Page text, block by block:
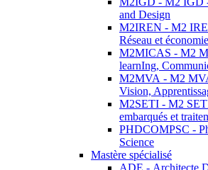
and Design
M2IREN - M2
Réseau et
M2MICAS - M2
learnIng,
M2MVA - M2
Vision,
M2SETI - M2
embarqués et
PHDCOMPSC -
Science
Mastère spécialisé
ADE - Architecte